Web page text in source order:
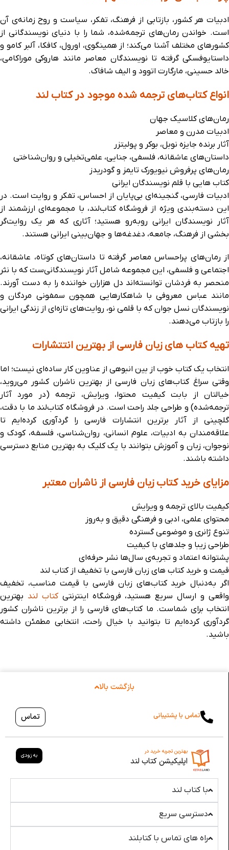
ادبیات هر کشور، بازتابی از فرهنگ، تفکر، سیاست و روح زمانه‌ی آن
است. خواندن رمان‌های ترجمه‌شده، شما را با دنیای نویسندگانی از
کشورهای مختلف آشنا می‌کند؛ از همینگوی، اورول، کافکا، آلبر کامو و
داستایوفسکی گرفته تا نویسندگان معاصر مانند هاروکی موراکامی،
خالد حسینی، مارگارت اتوود و الیف شافاک.
انواع کتاب‌های ترجمه‌ شده موجود در کتاب‌ لند
رمان‌های کلاسیک جهان
ادبیات مدرن و معاصر
آثار برنده جایزه نوبل، بوکر و پولیتزر
داستان‌های عاشقانه، فلسفی، جنایی، علمی‌تخیلی و روان‌شناختی
رمان‌های پرفروش نیویورک تایمز و گودریدز
کتاب هایی با قلم نویسندگان ایرانی
ادبیات فارسی، گنجینه‌ای بی‌پایان از احساس، تفکر و روایت است. در
این دسته‌بندی ویژه از فروشگاه کتاب‌لند، با مجموعه‌ای ارزشمند از
آثار نویسندگان ایرانی روبه‌رو هستید؛ آثاری که هر یک روایت‌گر
بخشی از فرهنگ، جامعه، دغدغه‌ها و جهان‌بینی ایرانی هستند.
از رمان‌های پراحساس معاصر گرفته تا داستان‌های کوتاه، عاشقانه،
اجتماعی و فلسفی، این مجموعه شامل آثار نویسندگانی‌ست که با نثر
منحصر به‌ فردشان توانسته‌اند دل هزاران خواننده را به دست آورند.
مانند عباس معروفی با شاهکارهایی همچون سمفونی مردگان و
نویسندگان نسل جوان که با قلمی نو، روایت‌های تازه‌ای از زندگی ایرانی
را بازتاب می‌دهند.
تهیه کتاب های زبان فارسی از بهترین انتتشارات
انتخاب یک کتاب خوب از بین انبوهی از عناوین کار ساده‌ای نیست؛ اما
وقتی سراغ کتاب‌های زبان فارسی از بهترین ناشران کشور می‌روید،
خیالتان از بابت کیفیت محتوا، ویرایش، ترجمه (در مورد آثار
ترجمه‌شده) و طراحی جلد راحت است. در فروشگاه کتاب‌لند ما با دقت،
گلچینی از آثار برترین انتشارات فارسی را گردآوری کرده‌ایم تا
علاقه‌مندان به ادبیات، علوم انسانی، روان‌شناسی، فلسفه، کودک و
نوجوان، زبان و آموزش بتوانند با یک کلیک به بهترین منابع دسترسی
داشته باشند.
مزایای خرید کتاب زبان فارسی از ناشران معتبر
کیفیت بالای ترجمه و ویرایش
محتوای علمی، ادبی و فرهنگی دقیق و به‌روز
تنوع ژانری و موضوعی گسترده
طراحی زیبا و جلدهای با کیفیت
پشتوانه اعتماد و تجربه‌ی سال‌ها نشر حرفه‌ای
قیمت و خرید کتاب های زبان فارسی با تخفیف از کتاب لند
اگر به‌دنبال خرید کتاب‌های زبان فارسی با قیمت مناسب، تخفیف
واقعی و ارسال سریع هستید، فروشگاه اینترنتیکتاب‌ لند بهترین
انتخاب برای شماست. ما کتاب‌های فارسی را از برترین ناشران کشور
گردآوری کرده‌ایم تا بتوانید با خیال راحت، انتخابی مطمئن داشته
باشید.
بازگشت بالا
تماس با پشتیبانی تماس
بهترین تجربه خرید در
اپلیکیشن کتاب لند
به زودی
با کتاب لند
دسترسی سریع
راه های تماس با کتابلند